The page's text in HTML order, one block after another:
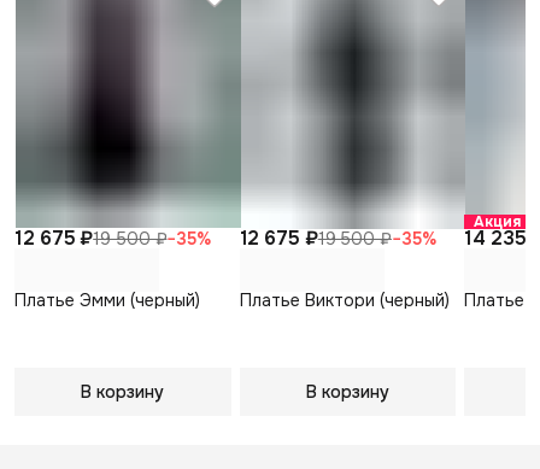
12 675 ₽19 500 ₽−35%
Платье Эмми (черный)
В корзину
12 675 ₽19 500 ₽−35%
Платье Виктори (черный)
В корзину
Акция
14 235
Платье